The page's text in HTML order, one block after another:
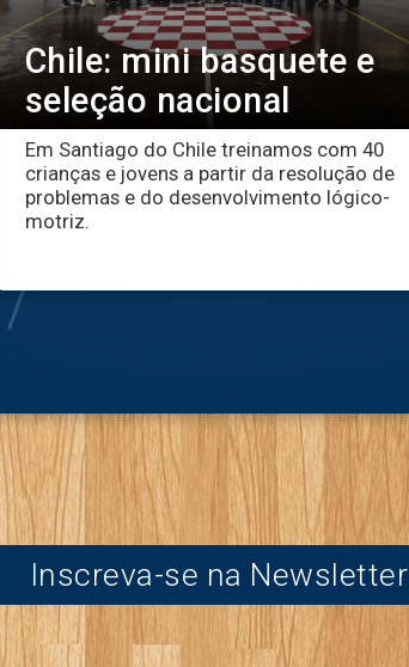
Chile: mini basquete e
seleção nacional
Em Santiago do Chile treinamos com 40
crianças e jovens a partir da resolução de
problemas e do desenvolvimento lógico-
motriz.
Inscreva-se na Newsletter